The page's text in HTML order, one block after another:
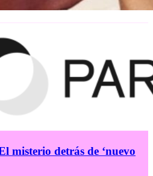
misterio detrás de ‘nuevo